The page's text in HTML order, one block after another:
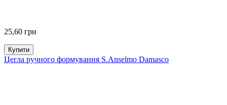
25,60 грн
Купити
Цегла ручного формування S.Anselmo Damasco